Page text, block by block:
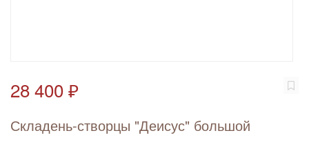
28 400 ₽
Складень-створцы "Деисус" большой